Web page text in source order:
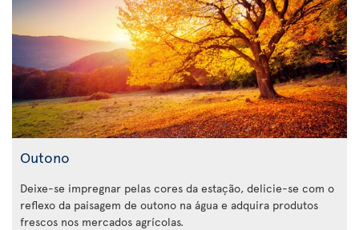
Outono
Deixe-se impregnar pelas cores da estação, delicie-se com o
reflexo da paisagem de outono na água e adquira produtos
frescos nos mercados agrícolas.